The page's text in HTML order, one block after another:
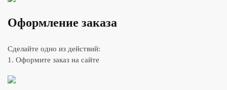
Оформление заказа
Сделайте одно из действий:
1. Оформите заказ на сайте